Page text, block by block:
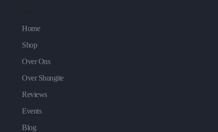
Home
Shop
Over Ons
Over Shungite
Reviews
Events
Blog